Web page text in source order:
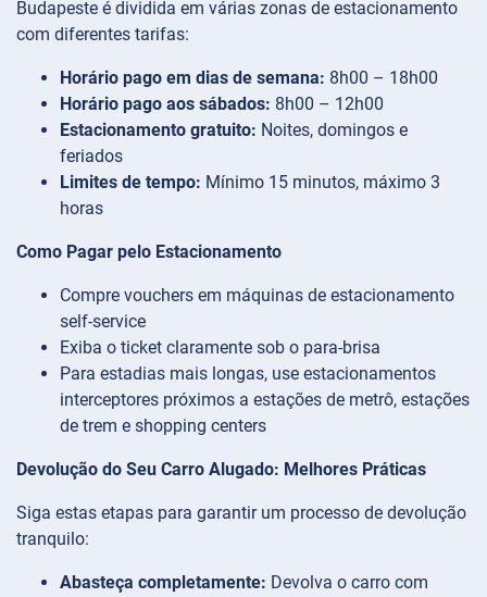
Budapeste é dividida em várias zonas de estacionamento
com diferentes tarifas:
Horário pago em dias de semana: 8h00 – 18h00
Horário pago aos sábados: 8h00 – 12h00
Estacionamento gratuito: Noites, domingos e
feriados
Limites de tempo: Mínimo 15 minutos, máximo 3
horas
Como Pagar pelo Estacionamento
Compre vouchers em máquinas de estacionamento
self-service
Exiba o ticket claramente sob o para-brisa
Para estadias mais longas, use estacionamentos
interceptores próximos a estações de metrô, estações
de trem e shopping centers
Devolução do Seu Carro Alugado: Melhores Práticas
Siga estas etapas para garantir um processo de devolução
tranquilo:
Abasteça completamente: Devolva o carro com